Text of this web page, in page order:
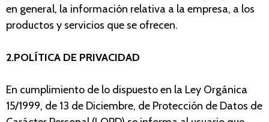
en general, la información relativa a la empresa, a los
productos y servicios que se ofrecen.
2.POLÍTICA DE PRIVACIDAD
En cumplimiento de lo dispuesto en la Ley Orgánica
15/1999, de 13 de Diciembre, de Protección de Datos de